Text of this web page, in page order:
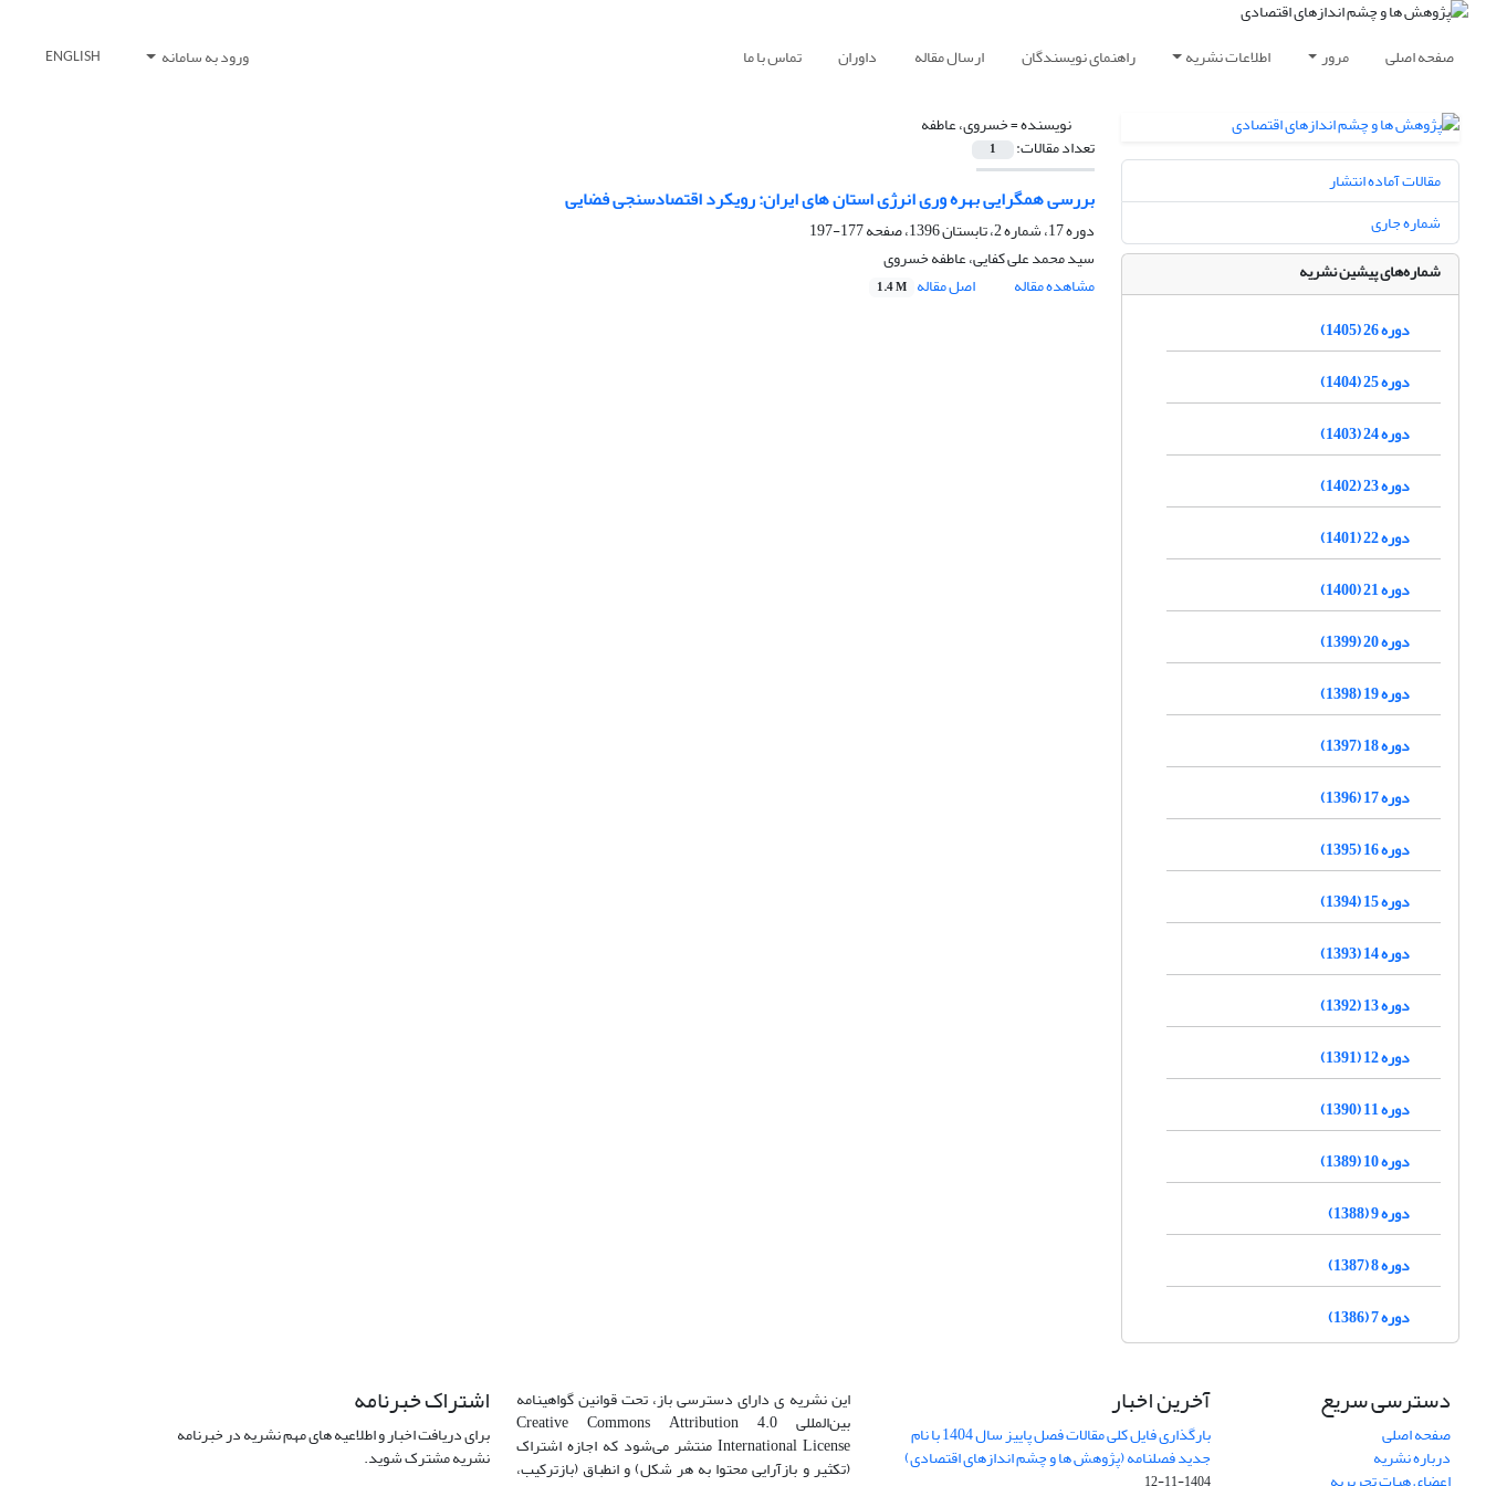
صفحه اصلی مرور اطلاعات نشریه راهنمای نویسندگان ارسال مقاله داوران تماس با ما ورود به سامانه ENGLISH
نویسنده =خسروی، عاطفه
تعداد مقالات: 1
بررسی همگرایی بهره وری انرژی استان های ایران: رویکرد اقتصادسنجی فضایی
دوره 17، شماره 2، تابستان 1396، صفحه
177-197
سید محمد علی کفایی، عاطفه خسروی
مشاهده مقاله
اصل مقاله 1.4 M
مقالات آماده انتشار
شماره جاری
شماره‌های پیشین نشریه
دوره 26 (1405)
دوره 25 (1404)
دوره 24 (1403)
دوره 23 (1402)
دوره 22 (1401)
دوره 21 (1400)
دوره 20 (1399)
دوره 19 (1398)
دوره 18 (1397)
دوره 17 (1396)
دوره 16 (1395)
دوره 15 (1394)
دوره 14 (1393)
دوره 13 (1392)
دوره 12 (1391)
دوره 11 (1390)
دوره 10 (1389)
دوره 9 (1388)
دوره 8 (1387)
دوره 7 (1386)
دسترسی سریع
صفحه اصلی
درباره نشریه
آخرین اخبار
بارگذاری فایل کلی مقالات فصل پاییز سال 1404 با نام
جدید فصلنامه (پژوهش ها و چشم اندازهای اقتصادی)
این نشریه ی دارای دسترسی باز، تحت قوانین گواهینامه
بین‌المللی Creative Commons Attribution 4.0
International License منتشر می‌شود که اجازه اشتراک
(تکثیر و بازآرایی محتوا به هر شکل) و انطباق (بازترکیب،
اشتراک خبرنامه
برای دریافت اخبار و اطلاعیه های مهم نشریه در خبرنامه
نشریه مشترک شوید.